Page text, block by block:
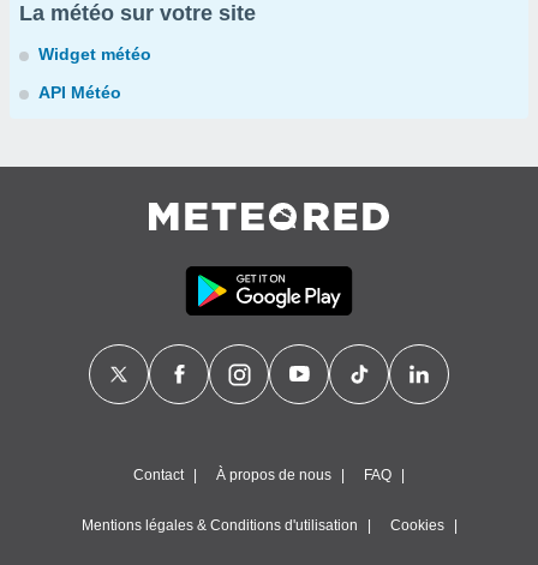
La météo sur votre site
Widget météo
API Météo
Contact À propos de nous FAQ
Mentions légales & Conditions d'utilisation Cookies